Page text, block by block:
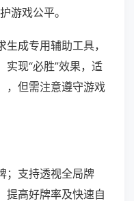
游戏公平。
成专用辅助工具，
现“必胜”效果，适
，但需注意遵守游戏
；支持透视全局牌
提高好牌率及快速自